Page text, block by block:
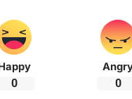
0 0